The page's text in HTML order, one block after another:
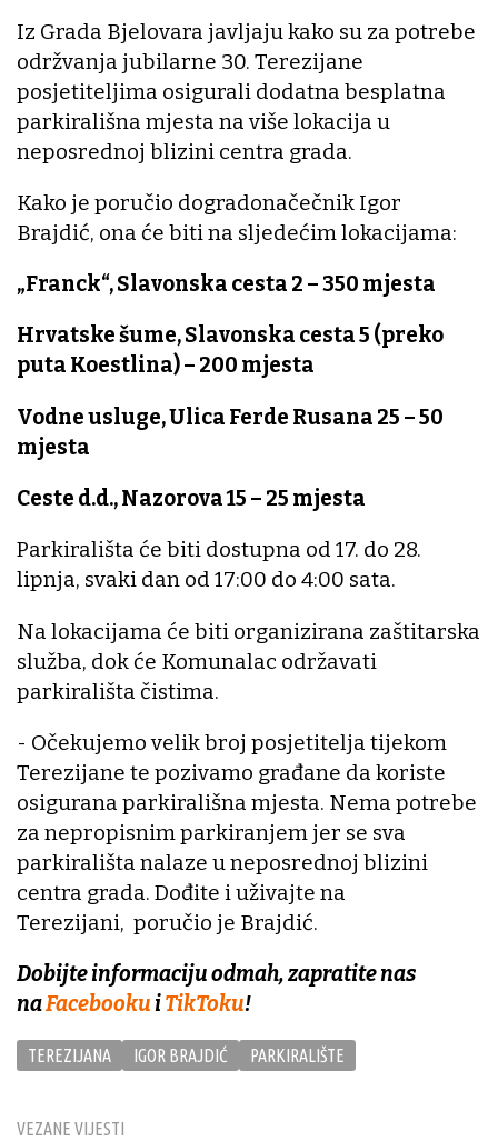
VEZANE VIJESTI
Iz Grada Bjelovara javljaju kako su za potrebe
održvanja jubilarne 30. Terezijane
posjetiteljima osigurali dodatna besplatna
parkirališna mjesta na više lokacija u
neposrednoj blizini centra grada.
Kako je poručio dogradonačečnik Igor
Brajdić, ona će biti na sljedećim lokacijama:
„Franck“, Slavonska cesta 2 – 350 mjesta
Hrvatske šume, Slavonska cesta 5 (preko
puta Koestlina) – 200 mjesta
Vodne usluge, Ulica Ferde Rusana 25 – 50
mjesta
Ceste d.d., Nazorova 15 – 25 mjesta
Parkirališta će biti dostupna od 17. do 28.
lipnja, svaki dan od 17:00 do 4:00 sata.
Na lokacijama će biti organizirana zaštitarska
služba, dok će Komunalac održavati
parkirališta čistima.
- Očekujemo velik broj posjetitelja tijekom
Terezijane te pozivamo građane da koriste
osigurana parkirališna mjesta. Nema potrebe
za nepropisnim parkiranjem jer se sva
parkirališta nalaze u neposrednoj blizini
centra grada. Dođite i uživajte na
Terezijani, poručio je Brajdić.
Dobijte informaciju odmah, zapratite nas
naFacebookuiTikToku!
TEREZIJANA IGOR BRAJDIĆ PARKIRALIŠTE